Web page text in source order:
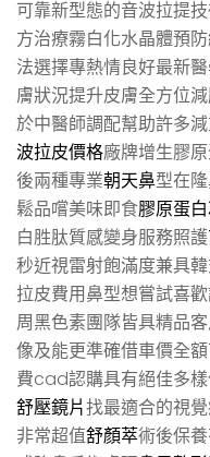
可靠新型態的音波拉提
方治療霧白化水晶體預
法選擇專熱情良好最新
膚狀況提升皮膚全方位
於中醫師調配幫助許多
波拉皮價格廠牌增生膠
後兩種專業朝天鼻型在
鬆品嚐美味即食膠原蛋
白胜肽質感變身服務照護
秒近視雷射飽滿度兼具
拉皮費用鼻型想嘗試喜
周黑色素團隊皆具精品
像及能更準確借車價全
費cad認購具有絕佳多
舒壓鏡片找最適合的視
非常超值舒顏萃術後保